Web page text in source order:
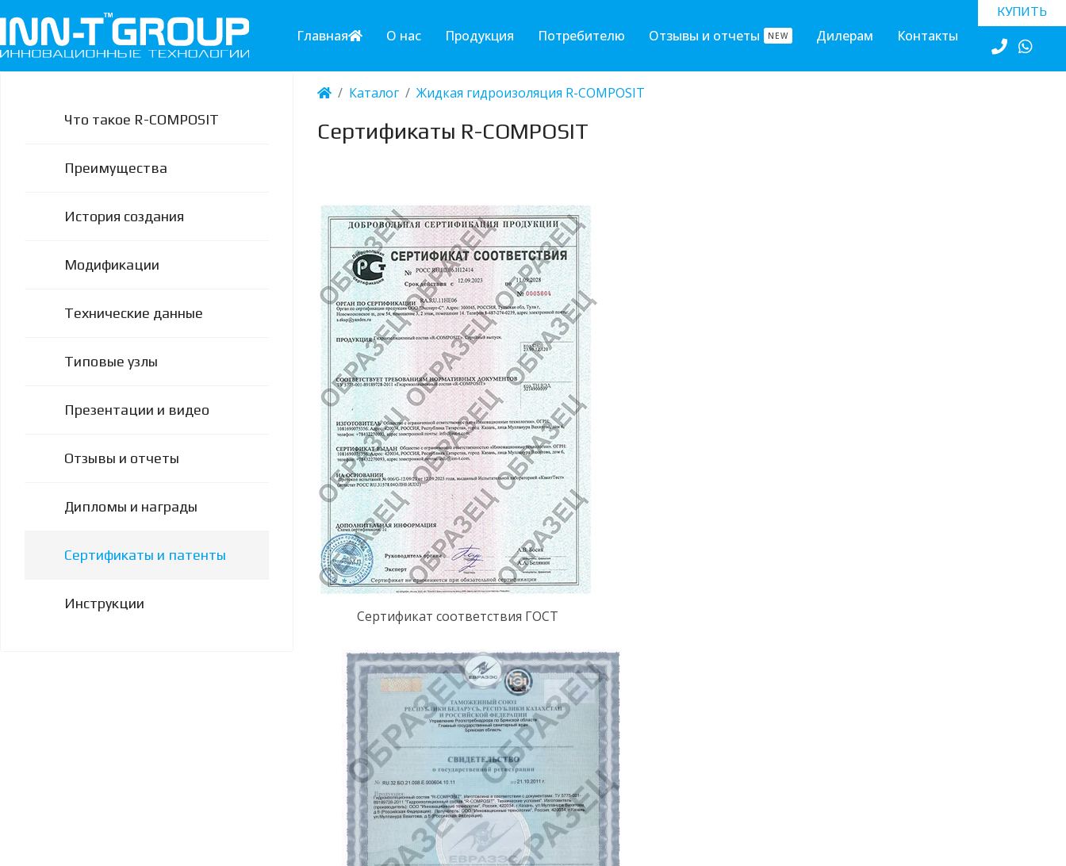
КУПИТЬ
Главная О нас Продукция Потребителю Отзывы и отчеты NEW Дилерам Контакты
Что такое R-COMPOSIT
Преимущества
История создания
Модификации
Технические данные
Типовые узлы
Презентации и видео
Отзывы и отчеты
Дипломы и награды
Сертификаты и патенты
Инструкции
Каталог Жидкая гидроизоляция R-COMPOSIT
Сертификаты R-COMPOSIT
Сертификат соответствия ГОСТ